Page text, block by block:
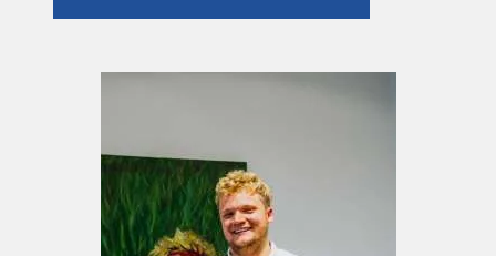
Februar 2023 Körper
Januar 2023 Halt//los
(Gruppenausstellung der Fachschaft
Kunstpädagogik; Gebäude G Universität
Augsburg)